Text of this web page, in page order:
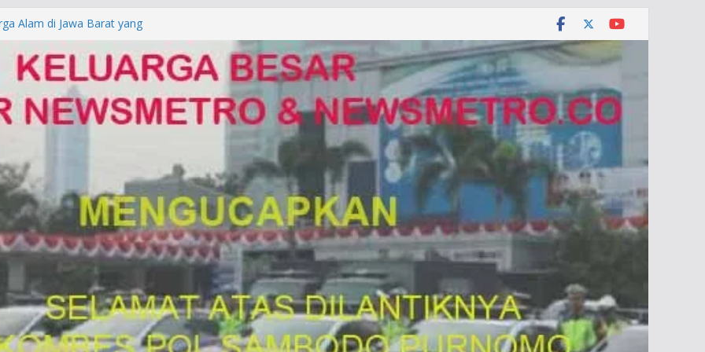
Alam di Jawa Barat yang
KUHAP Baru 2026, Tegaskan
Dipidana
DENPASAR DAN
POLDA BALI DIDUGA
ke Mabes Polri
Palsu, Kapolres
SIM